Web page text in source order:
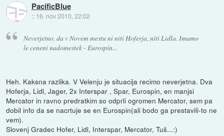
PacificBlue
:: 16. nov 2010, 22:02
Neverjetno, da v Novem mestu ni niti Hoferja, niti Lidla. Imamo
le ceneni nadomestek - Eurospin...
Heh. Kaksna razlika. V Velenju je situacija recimo neverjetna. Dva
Hoferja, Lidl, Jager, 2x Interspar , Spar, Eurospin, en manjsi
Mercator in ravno predratkim so odprli ogromen Mercator, sem pa
dobil info da se nacrtuje se en Eurospin(ali bodo ga prestavili-to ne
vem).
Slovenj Gradec Hofer, Lidl, Interspar, Mercator, Tuš...:)